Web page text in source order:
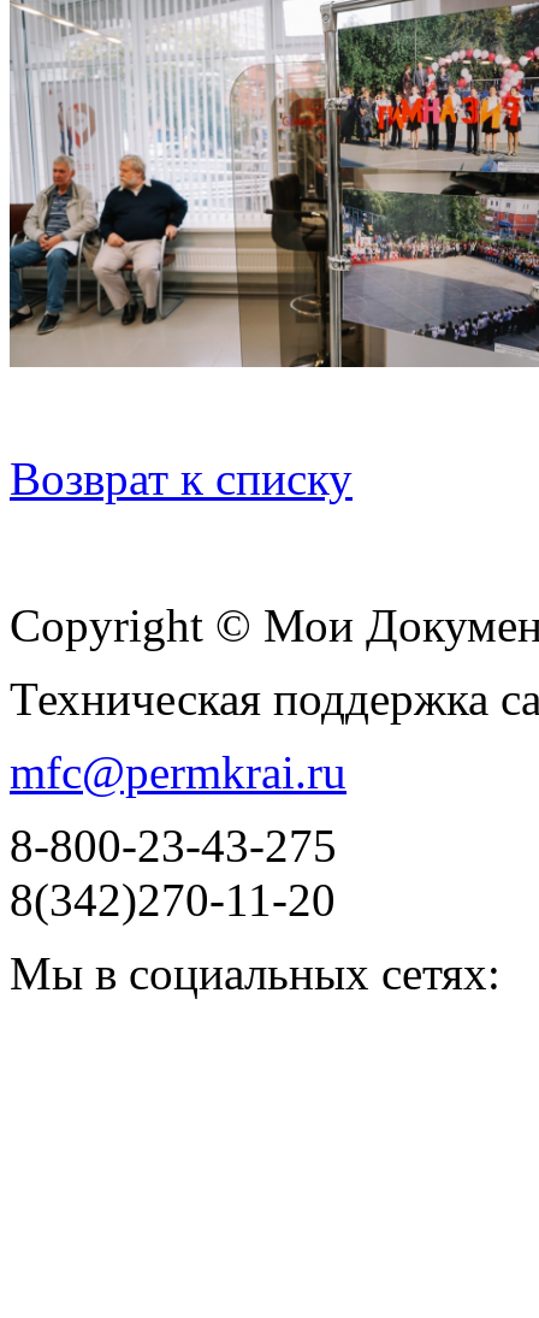
Возврат к списку
Copyright © Мои
Техническая поддержка
mfc@permkrai.ru
8-800-23-43-275
8(342)270-11-20
Мы в социальных сетях: